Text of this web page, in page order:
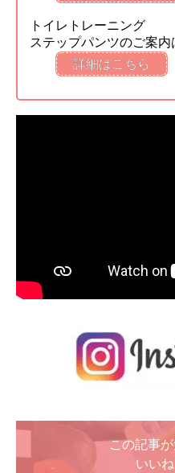
トイレトレーニング
ステップパンツのご案内
詳細はこちら
この記事
いい